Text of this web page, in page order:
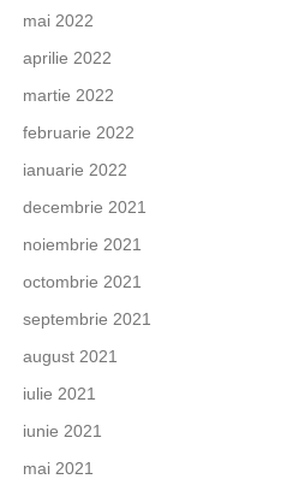
mai 2022
aprilie 2022
martie 2022
februarie 2022
ianuarie 2022
decembrie 2021
noiembrie 2021
octombrie 2021
septembrie 2021
august 2021
iulie 2021
iunie 2021
mai 2021